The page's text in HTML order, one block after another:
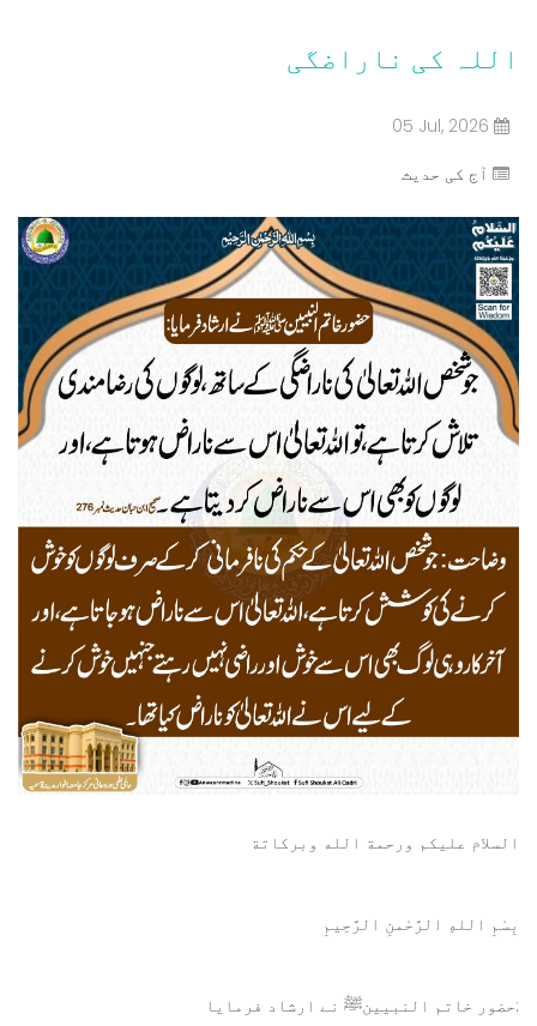
اللہ کی ناراضگی
05 Jul, 2026
آج کی حدیث
السلام عليكم ورحمة الله وبركاتة
بِسْمِ اللهِ الرَّحْمنِ الرَّحِيمِ
:حضور خاتم النبیینﷺ نے ارشاد فرمایا